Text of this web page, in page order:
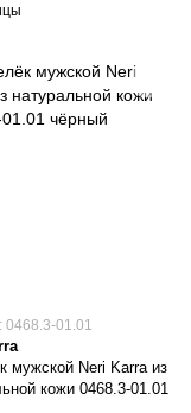
0468.3-01.01
мужской Neri Karra из
кожи 0468.3-01.01